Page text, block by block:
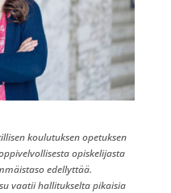
koulutuksen opetuksen
opiskelijasta
edellyttää.
vaatii hallitukselta pikaisia